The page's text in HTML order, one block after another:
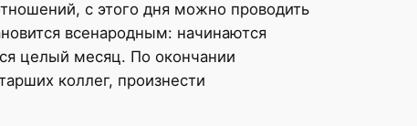
с этого дня можно проводить
всенародным: начинаются
целый месяц. По окончании
коллег, произнести